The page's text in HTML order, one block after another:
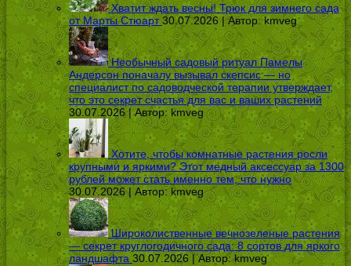
Хватит ждать весны! Трюк для зимнего сада
от Марты Стюарт 30.07.2026 | Автор: kmveg
Необычный садовый ритуал Памелы
Андерсон поначалу вызывал скепсис — но
специалист по садоводческой терапии утверждает,
что это секрет счастья для вас и ваших растений
30.07.2026 | Автор: kmveg
Хотите, чтобы комнатные растения росли
крупными и яркими? Этот медный аксессуар за 1300
рублей может стать именно тем, что нужно
30.07.2026 | Автор:kmveg
Широколиственные вечнозеленые растения
— секрет круглогодичного сада: 8 сортов для яркого
ландшафта 30.07.2026 | Автор:kmveg